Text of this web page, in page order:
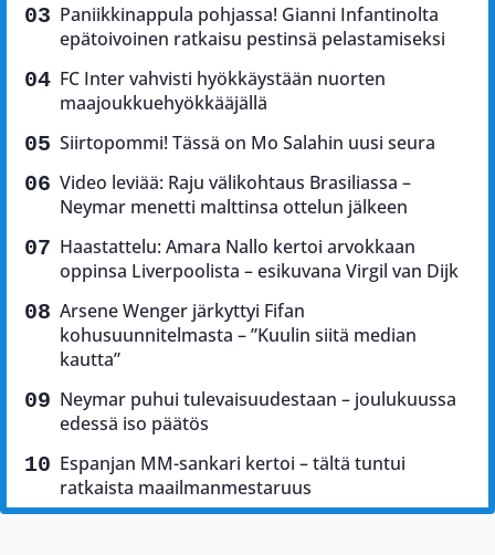
Paniikkinappula pohjassa! Gianni Infantinolta
epätoivoinen ratkaisu pestinsä pelastamiseksi
FC Inter vahvisti hyökkäystään nuorten
maajoukkuehyökkääjällä
Siirtopommi! Tässä on Mo Salahin uusi seura
Video leviää: Raju välikohtaus Brasiliassa –
Neymar menetti malttinsa ottelun jälkeen
Haastattelu: Amara Nallo kertoi arvokkaan
oppinsa Liverpoolista – esikuvana Virgil van Dijk
Arsene Wenger järkyttyi Fifan
kohusuunnitelmasta – ”Kuulin siitä median
kautta”
Neymar puhui tulevaisuudestaan – joulukuussa
edessä iso päätös
Espanjan MM-sankari kertoi – tältä tuntui
ratkaista maailmanmestaruus